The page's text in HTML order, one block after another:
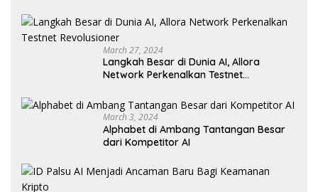
March 27, 2024
Langkah Besar di Dunia AI, Allora
Network Perkenalkan Testnet
March 3, 2024
Alphabet di Ambang Tantangan Besar
dari Kompetitor AI